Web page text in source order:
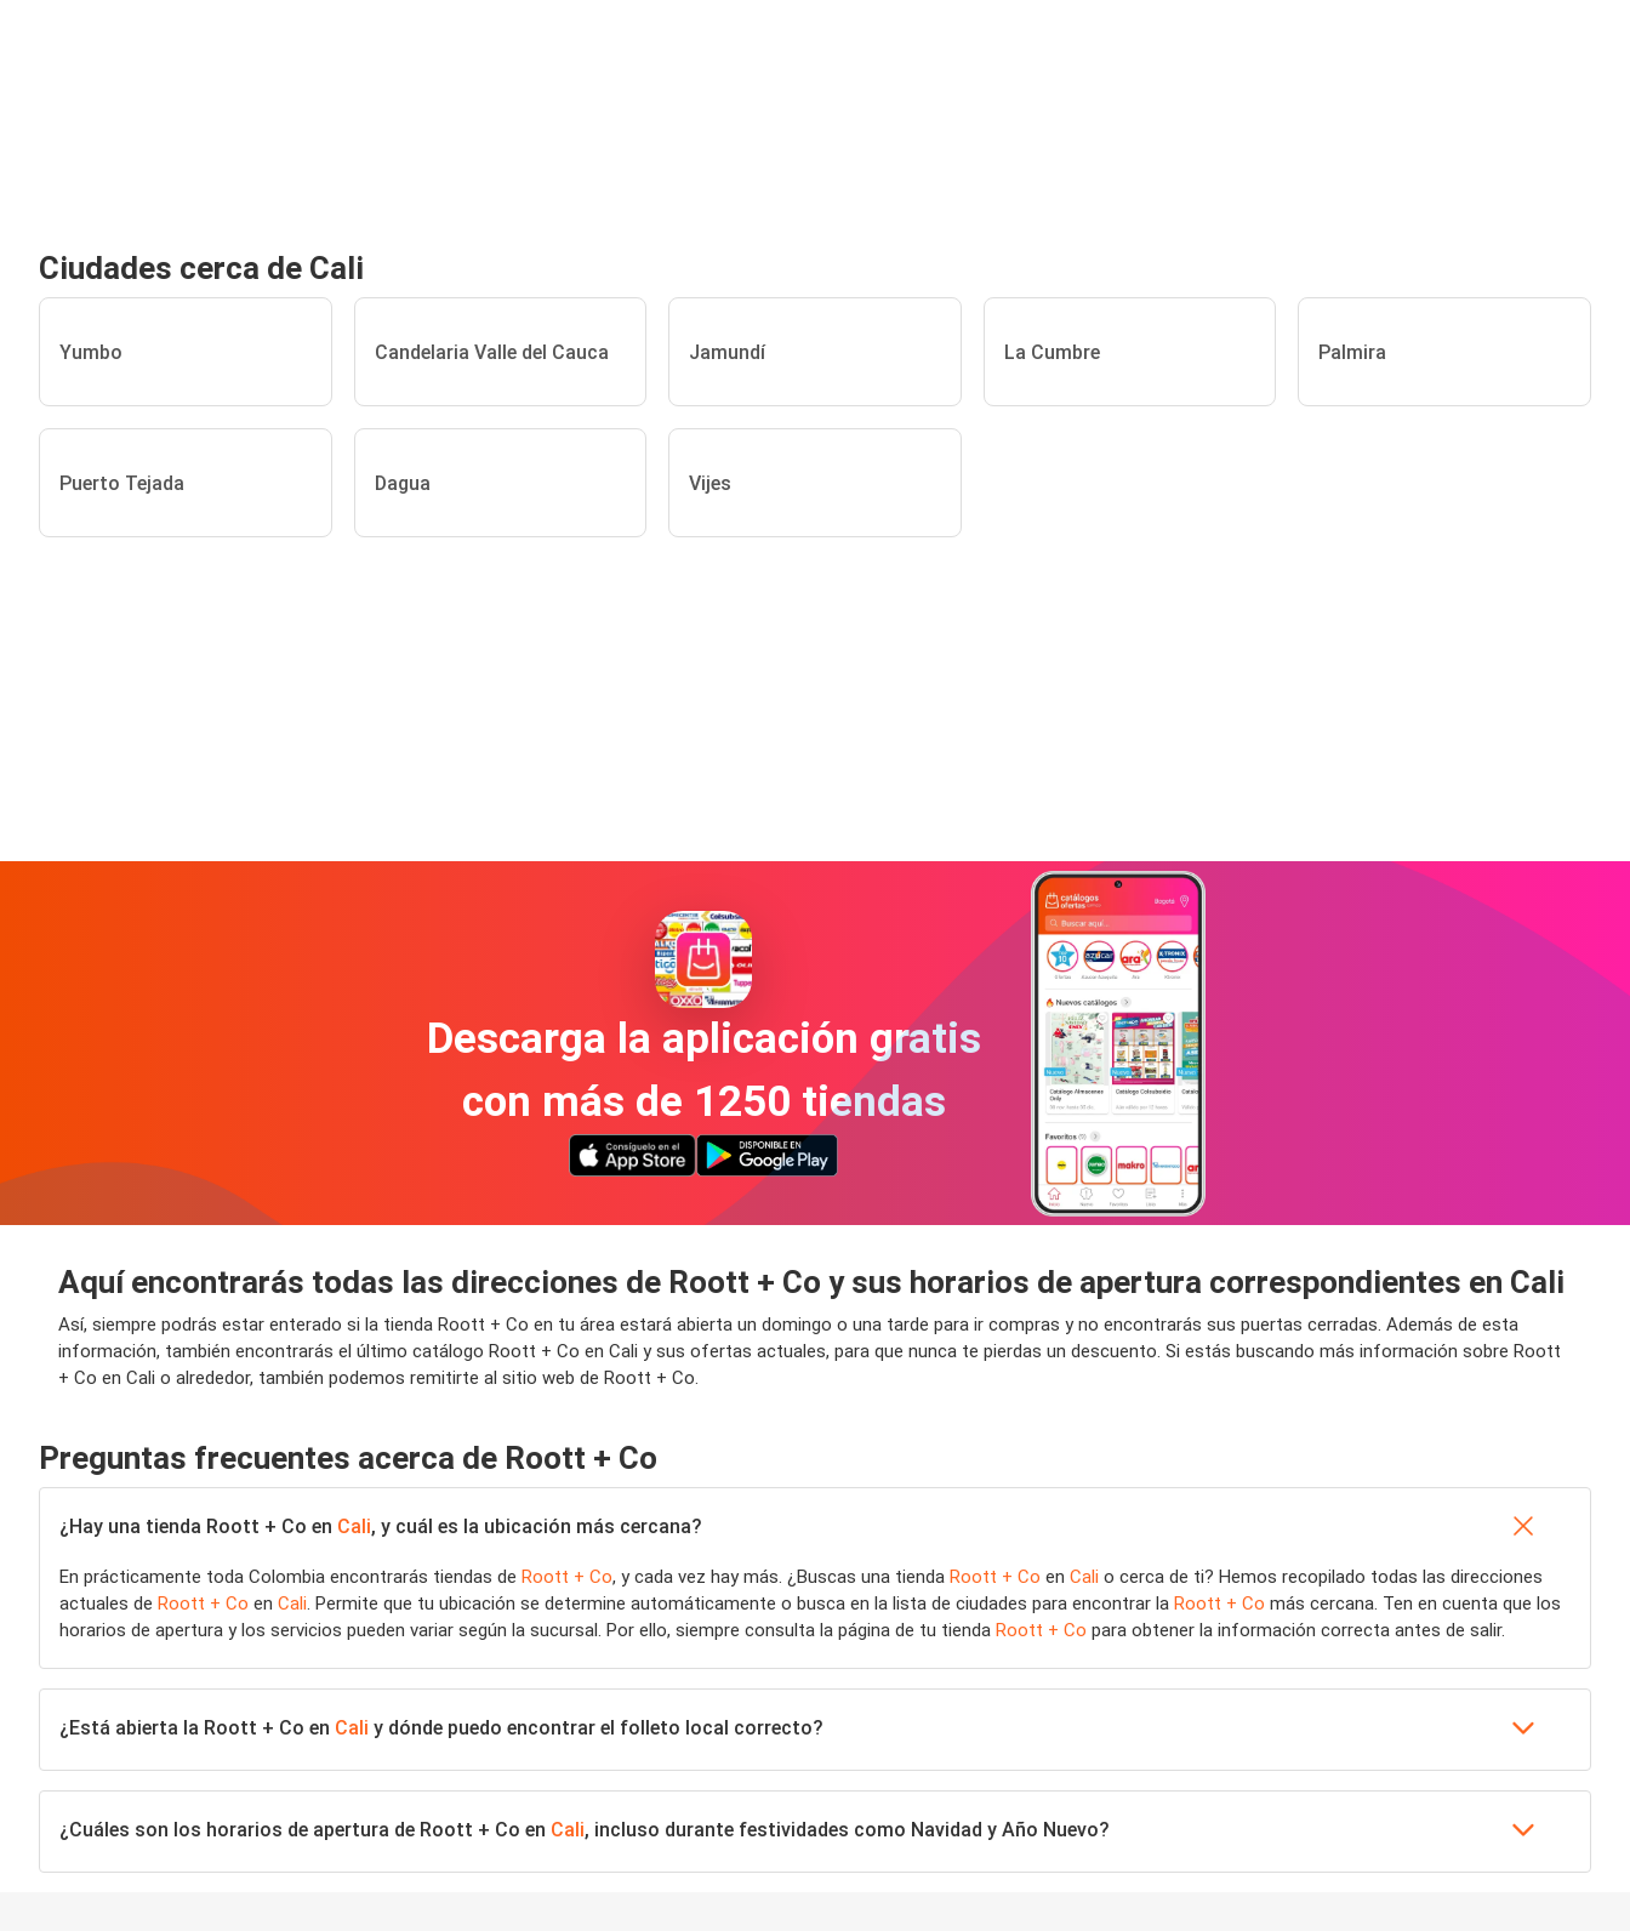
Ciudades cerca de Cali
Yumbo Candelaria Valle del Cauca Jamundí La Cumbre Palmira
Puerto Tejada Dagua Vijes
Descarga la aplicación gratis
con más de 1250 tiendas
Aquí encontrarás todas las direcciones de Roott + Co y sus horarios de apertura correspondientes en Cali
Así, siempre podrás estar enterado si la tienda Roott + Co en tu área estará abierta un domingo o una tarde para ir compras y no encontrarás sus puertas cerradas. Además de esta
información, también encontrarás el último catálogo Roott + Co en Cali y sus ofertas actuales, para que nunca te pierdas un descuento. Si estás buscando más información sobre Roott
+ Co en Cali o alrededor, también podemos remitirte al sitio web de Roott + Co.
Preguntas frecuentes acerca de Roott + Co
¿Hay una tienda Roott + Co en Cali, y cuál es la ubicación más cercana?
En prácticamente toda Colombia encontrarás tiendas de Roott + Co, y cada vez hay más. ¿Buscas una tienda Roott + Co en Cali o cerca de ti? Hemos recopilado todas las direcciones
actuales de Roott + Co en Cali. Permite que tu ubicación se determine automáticamente o busca en la lista de ciudades para encontrar la Roott + Co más cercana. Ten en cuenta que los
horarios de apertura y los servicios pueden variar según la sucursal. Por ello, siempre consulta la página de tu tienda Roott + Co para obtener la información correcta antes de salir.
¿Está abierta la Roott + Co en Cali y dónde puedo encontrar el folleto local correcto?
¿Cuáles son los horarios de apertura de Roott + Co en Cali, incluso durante festividades como Navidad y Año Nuevo?